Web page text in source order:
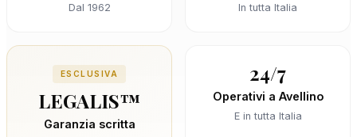
Dal 1962 In tutta Italia
ESCLUSIVA
LEGALIS™
Garanzia scritta
24/7
Operativi a Avellino
E in tutta Italia